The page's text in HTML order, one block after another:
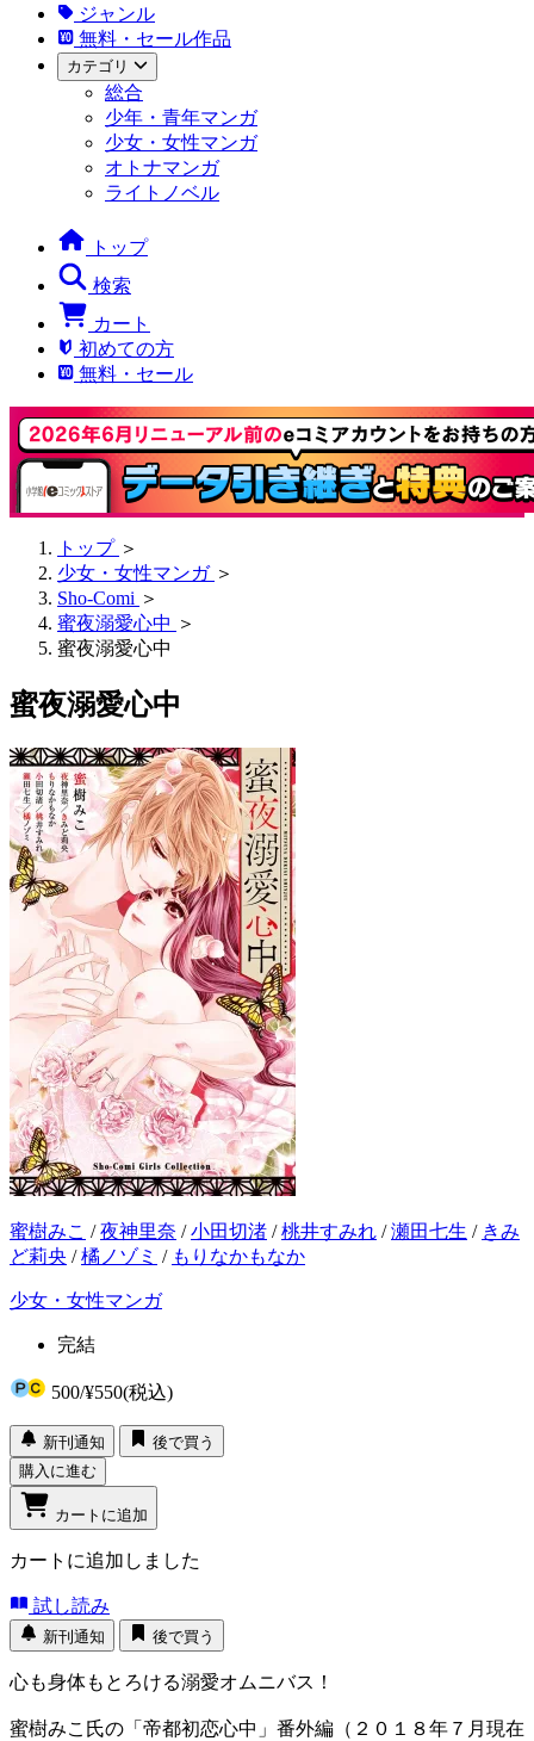
ジャンル
無料・セール作品
カテゴリ
総合
少年・青年マンガ
少女・女性マンガ
オトナマンガ
ライトノベル
トップ
検索
カート
初めての方
無料・セール
トップ ＞
少女・女性マンガ ＞
Sho-Comi ＞
蜜夜溺愛心中 ＞
蜜夜溺愛心中
蜜夜溺愛心中
蜜樹みこ /夜神里奈 /小田切渚 /桃井すみれ /瀬田七生 / きみ
ど莉央 /橘ノゾミ / もりなかもなか
少女・女性マンガ
完結
500/¥550(税込)
新刊通知
後で買う
購入に進む
カートに追加
カートに追加しました
試し読み
新刊通知 後で買う
心も身体もとろける溺愛オムニバス！
蜜樹みこ氏の「帝都初恋心中」番外編（２０１８年７月現在